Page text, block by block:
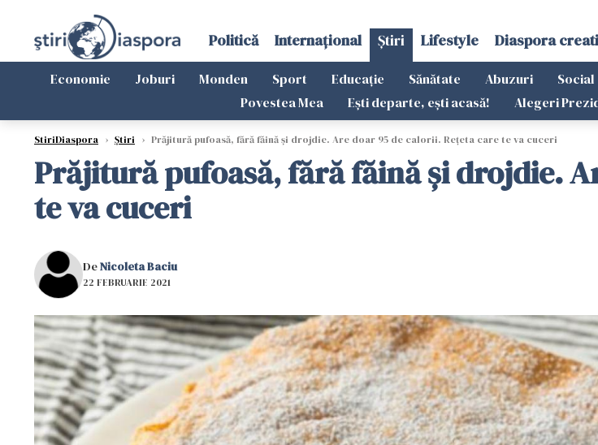
Politică Internațional Știri Lifestyle Diaspora
Economie Joburi Monden Sport Educație Sănătate Abuzuri Social
Povestea Mea
Ești departe, ești acasă! Alegeri
StiriDiaspora › Știri › Prăjitură pufoasă, fără făină și drojdie. Are doar 95 de calorii. Rețeta care te va cuceri
Prăjitură pufoasă, fără făină și drojdie.
te va cuceri
DeNicoleta Baciu
22 FEBRUARIE 2021